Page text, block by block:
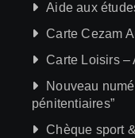
Aide aux
Carte Cezam
Carte Loisirs –
Nouveau
pénitentiaires”
Chèque sport